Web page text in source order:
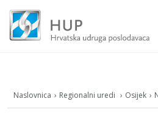
Naslovnica Regionalni uredi Osijek